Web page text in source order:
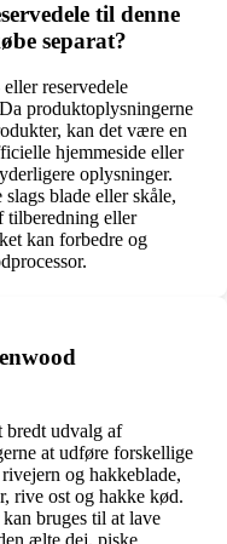
til denne
separat?
reservedele
produktoplysningerne
kan det være en
hjemmeside eller
oplysninger.
blade eller skåle,
tilberedning eller
kan forbedre og
bredt udvalg af
at udføre forskellige
og hakkeblade,
rive ost og hakke kød.
bruges til at lave
ælte dej, piske